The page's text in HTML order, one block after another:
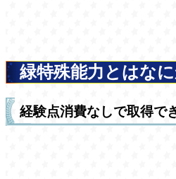
緑特殊能力とはなに
経験点消費なしで取得で